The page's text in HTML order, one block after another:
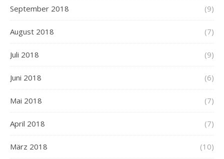
September 2018 (9)
August 2018 (7)
Juli 2018 (9)
Juni 2018 (6)
Mai 2018 (7)
April 2018 (7)
März 2018 (10)